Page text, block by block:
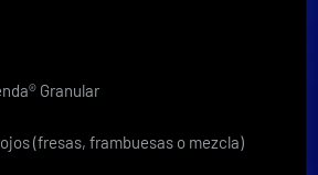
Granular
(fresas, frambuesas o mezcla)